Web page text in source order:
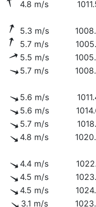
4.8 m/s
5.3 m/s
5.7 m/s
5.5 m/s
5.7 m/s
5.6 m/s
5.6 m/s
5.7 m/s
4.8 m/s
4.4 m/s
4.5 m/s
4.5 m/s
3.1 m/s